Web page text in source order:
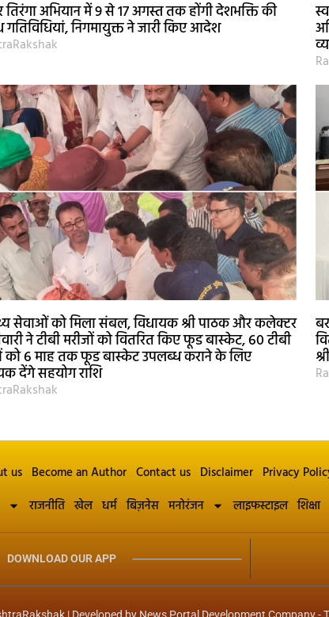
तिरंगा अभियान में 9 से 17 अगस्त तक होंगी देशभक्ति की
गतिविधियां, निगमायुक्त ने जारी किए आदेश
सेवाओं को मिला संबल, विधायक श्री पाठक और कलेक्टर
ने टीबी मरीजों को वितरित किए फूड बास्केट, 60 टीबी
को 6 माह तक फूड बास्केट उपलब्ध कराने के लिए
देंगे सहयोग राशि
us Become an Author Contact us Disclaimer Privacy
राजनीति खेल धर्म बिज़नेस मनोरंजन लाइफस्टाइल शिक्षा
DOWNLOAD OUR APP
| Developed by News Portal Development Company-